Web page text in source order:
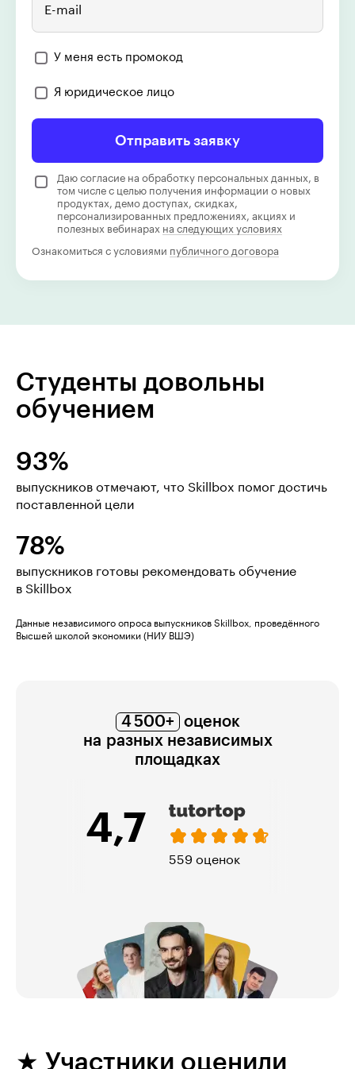
E-mail
У меня есть промокод
Я юридическое лицо
Отправить заявку
Даю согласие на обработку персональных данных, в
том числе с целью получения информации о новых
продуктах, демо доступах, скидках,
персонализированных предложениях, акциях и
полезных вебинарах на следующих условиях
Ознакомиться с условиями публичного договора
Студенты довольны
обучением
93%
выпускников отмечают, что Skillbox помог достичь
поставленной цели
78%
выпускников готовы рекомендовать обучение
в Skillbox
Данные независимого опроса выпускников Skillbox, проведённого
Высшей школой экономики (НИУ ВШЭ)
4 500+
оценок
на разных независимых
площадках
5,0
321 оценка
★ Участники оценили